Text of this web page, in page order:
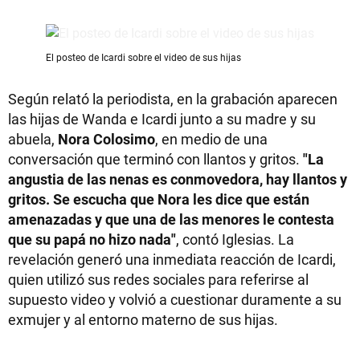
El posteo de Icardi sobre el video de sus hijas
Según relató la periodista, en la grabación aparecen
las hijas de Wanda e Icardi junto a su madre y su
abuela, Nora Colosimo, en medio de una
conversación que terminó con llantos y gritos. "La
angustia de las nenas es conmovedora, hay llantos y
gritos. Se escucha que Nora les dice que están
amenazadas y que una de las menores le contesta
que su papá no hizo nada", contó Iglesias. La
revelación generó una inmediata reacción de Icardi,
quien utilizó sus redes sociales para referirse al
supuesto video y volvió a cuestionar duramente a su
exmujer y al entorno materno de sus hijas.